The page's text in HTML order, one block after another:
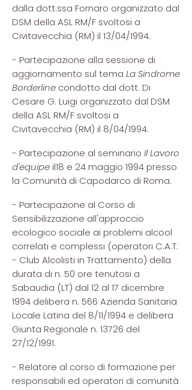
dalla dott.ssa Fornaro organizzato dal
DSM della ASL RM/F svoltosi a
Civitavecchia (RM) il 13/04/1994.
- Partecipazione alla sessione di
aggiornamento sul tema La Sindrome
Borderline condotto dal dott. Di
Cesare G. Luigi organizzato dal DSM
della ASL RM/F svoltosi a
Civitavecchia (RM) il 8/04/1994.
- Partecipazione al seminario Il Lavoro
d'equipeil18 e 24 maggio 1994 presso
la Comunità di Capodarco di Roma.
- Partecipazione al Corso di
Sensibilizzazione all'approccio
ecologico sociale ai problemi alcool
correlati e complessi (operatori C.A.T.
- Club Alcolisti in Trattamento) della
durata di n. 50 ore tenutosi a
Sabaudia (LT) dal 12 al 17 dicembre
1994 delibera n. 566 Azienda Sanitaria
Locale Latina del 8/11/1994 e delibera
Giunta Regionale n. 13726 del
27/12/1991.
- Relatore al corso di formazione per
responsabili ed operatori di comunità